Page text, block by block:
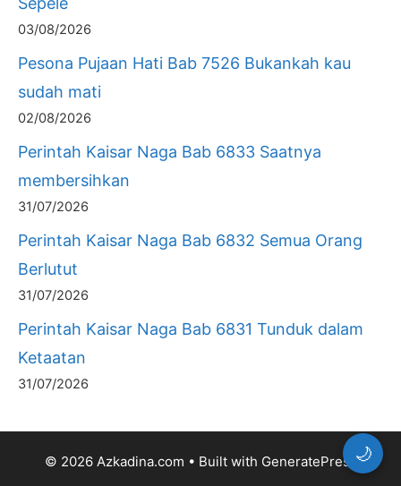
03/08/2026
Pesona Pujaan Hati Bab 7526 Bukankah kau
sudah mati
02/08/2026
Perintah Kaisar Naga Bab 6833 Saatnya
membersihkan
31/07/2026
Perintah Kaisar Naga Bab 6832 Semua Orang
Berlutut
31/07/2026
Perintah Kaisar Naga Bab 6831 Tunduk dalam
Ketaatan
31/07/2026
© 2026 Azkadina.com • Built with GeneratePress🌙